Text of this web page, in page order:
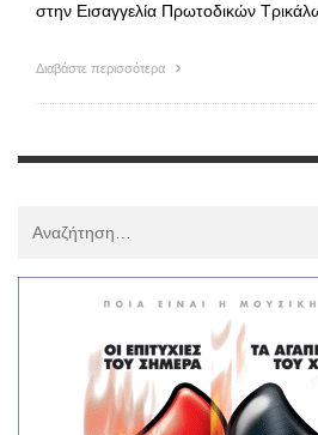
στην Εισαγγελία Πρωτοδικών
Διαβάστε περισσότερα
: